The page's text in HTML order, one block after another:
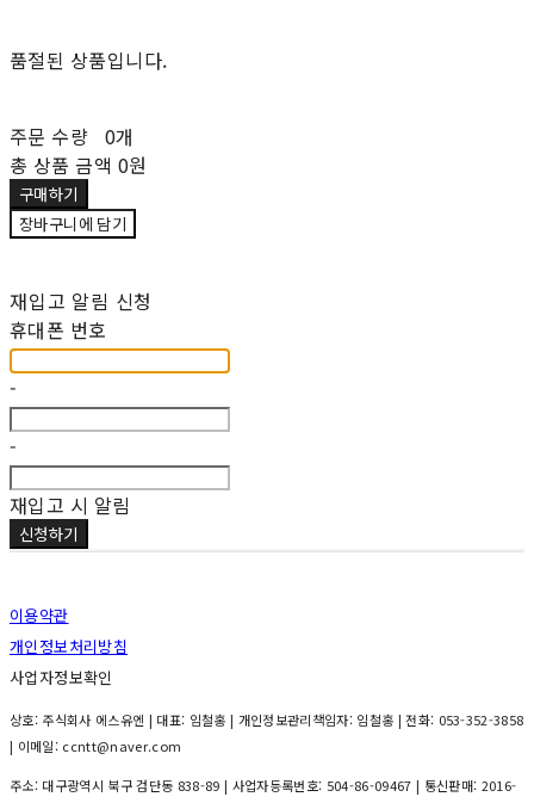
품절된 상품입니다.
주문 수량 0개
총 상품 금액 0원
구매하기
장바구니에 담기
재입고 알림 신청
휴대폰 번호
-
-
재입고 시 알림
신청하기
이용약관
개인정보처리방침
사업자정보확인
상호: 주식회사 에스유엔 | 대표: 임철홍 | 개인정보관리책임자: 임철홍 | 전화: 053-352-3858
| 이메일: ccntt@naver.com
주소: 대구광역시 북구 검단동 838-89 | 사업자등록번호: 504-86-09467 | 통신판매: 2016-